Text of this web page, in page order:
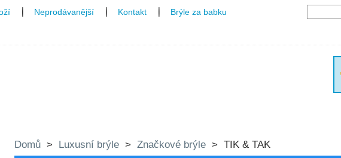
Neprodávanější Kontakt Brýle za babku
Domů > Luxusní brýle > Značkové brýle > TIK & TAK